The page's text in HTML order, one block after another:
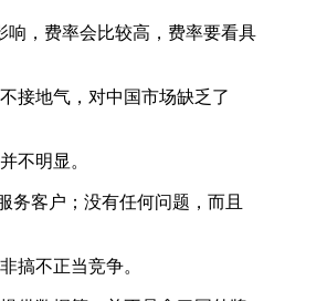
，费率会比较高，费率要看具
接地气，对中国市场缺乏了
不明显。
客户；没有任何问题，而且
搞不正当竞争。